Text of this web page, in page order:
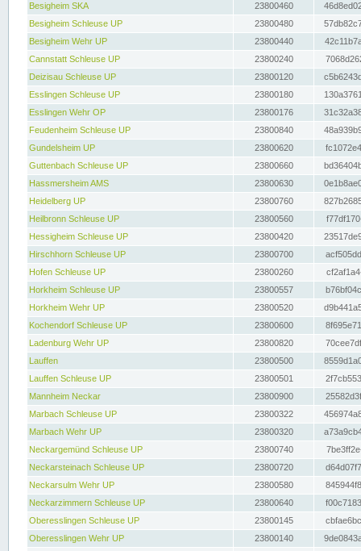
Besigheim SKA
23800460
Besigheim Schleuse UP
23800480
Besigheim Wehr UP
23800440
Cannstatt Schleuse UP
23800240
Deizisau Schleuse UP
23800120
Esslingen Schleuse UP
23800180
Esslingen Wehr OP
23800176
Feudenheim Schleuse UP
23800840
Gundelsheim UP
23800620
Guttenbach Schleuse UP
23800660
Hassmersheim AMS
23800630
Heidelberg UP
23800760
Heilbronn Schleuse UP
23800560
Hessigheim Schleuse UP
23800420
Hirschhorn Schleuse UP
23800700
Hofen Schleuse UP
23800260
Horkheim Schleuse UP
23800557
Horkheim Wehr UP
23800520
Kochendorf Schleuse UP
23800600
Ladenburg Wehr UP
23800820
Lauffen
23800500
Lauffen Schleuse UP
23800501
Mannheim Neckar
23800900
Marbach Schleuse UP
23800322
Marbach Wehr UP
23800320
Neckargemünd Schleuse UP
23800740
Neckarsteinach Schleuse UP
23800720
Neckarsulm Wehr UP
23800580
Neckarzimmern Schleuse UP
23800640
Oberesslingen Schleuse UP
23800145
Oberesslingen Wehr UP
23800140